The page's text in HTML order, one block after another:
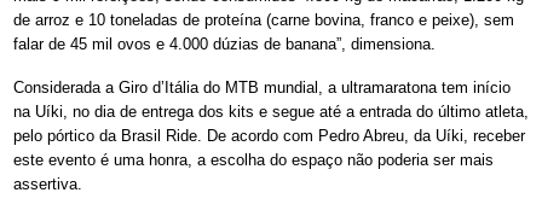
de arroz e 10 toneladas de proteína (carne bovina, franco e peixe), sem
falar de 45 mil ovos e 4.000 dúzias de banana”, dimensiona.
Considerada a Giro d’Itália do MTB mundial, a ultramaratona tem início
na Uíki, no dia de entrega dos kits e segue até a entrada do último atleta,
pelo pórtico da Brasil Ride. De acordo com Pedro Abreu, da Uíki, receber
este evento é uma honra, a escolha do espaço não poderia ser mais
assertiva.